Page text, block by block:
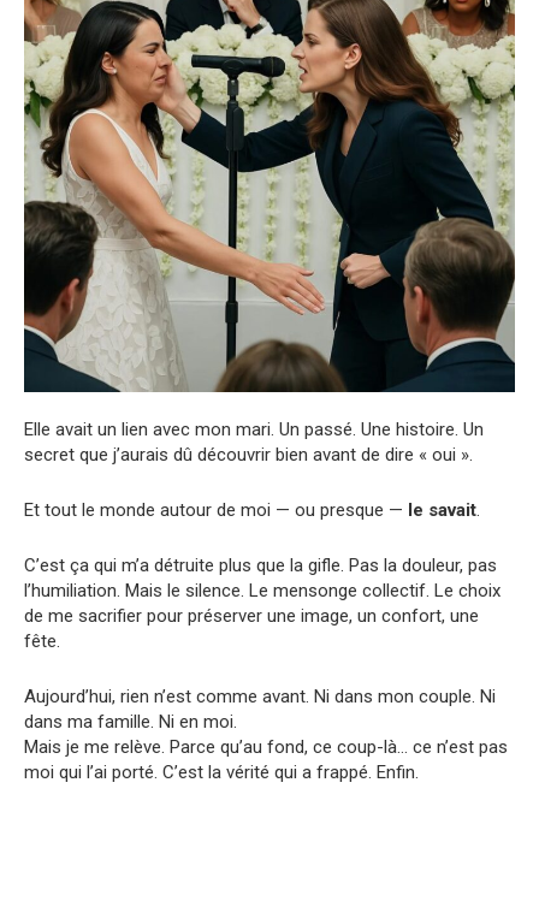
Elle avait un lien avec mon mari. Un passé. Une histoire. Un
secret que j’aurais dû découvrir bien avant de dire « oui ».
Et tout le monde autour de moi — ou presque — le savait.
C’est ça qui m’a détruite plus que la gifle. Pas la douleur, pas
l’humiliation. Mais le silence. Le mensonge collectif. Le choix
de me sacrifier pour préserver une image, un confort, une
fête.
Aujourd’hui, rien n’est comme avant. Ni dans mon couple. Ni
dans ma famille. Ni en moi.
Mais je me relève. Parce qu’au fond, ce coup-là… ce n’est pas
moi qui l’ai porté. C’est la vérité qui a frappé. Enfin.